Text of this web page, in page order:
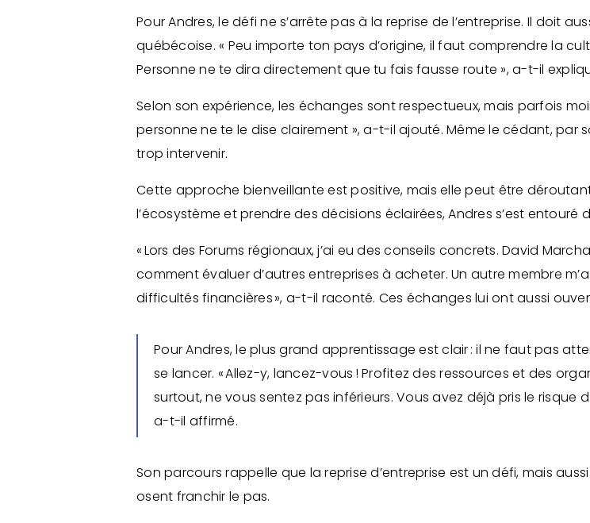
Pour Andres, le défi ne s’arrête pas à la reprise de l’entreprise. Il doit
québécoise. « Peu importe ton pays d’origine, il faut comprendre la
Personne ne te dira directement que tu fais fausse route », a-t-il
Selon son expérience, les échanges sont respectueux, mais parfois
personne ne te le dise clairement », a-t-il ajouté. Même le cédant, par
trop intervenir.
Cette approche bienveillante est positive, mais elle peut être
l’écosystème et prendre des décisions éclairées, Andres s’est entouré
« Lors des Forums régionaux, j’ai eu des conseils concrets. David
comment évaluer d’autres entreprises à acheter. Un autre membre
difficultés financières », a-t-il raconté. Ces échanges lui ont aussi
Pour Andres, le plus grand apprentissage est clair : il ne faut pas
se lancer. « Allez-y, lancez-vous ! Profitez des ressources et des
surtout, ne vous sentez pas inférieurs. Vous avez déjà pris le
a-t-il affirmé.
Son parcours rappelle que la reprise d’entreprise est un défi, mais
osent franchir le pas.